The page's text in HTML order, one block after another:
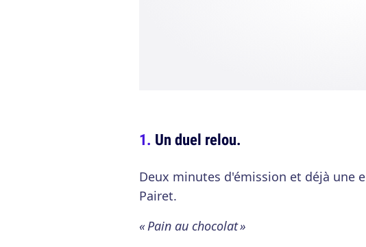
Un duel relou.
Deux minutes d'émission et déjà une
Pairet.
« Pain au chocolat »